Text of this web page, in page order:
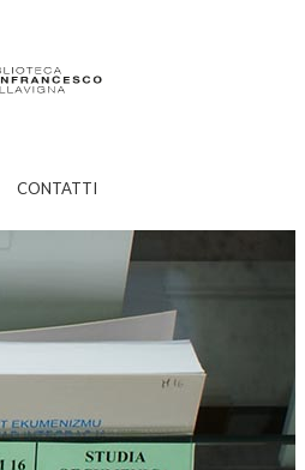
CONTATTI